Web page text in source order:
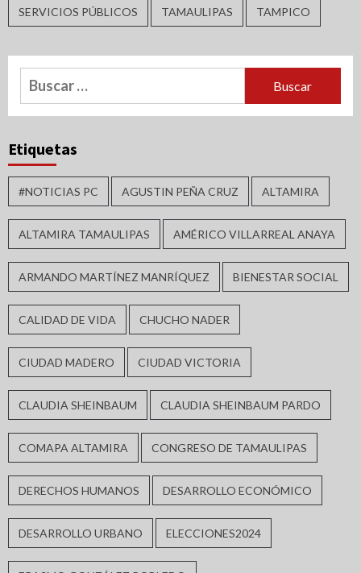
SERVICIOS PÚBLICOS TAMAULIPAS TAMPICO
Buscar:
Etiquetas
#NOTICIAS PC AGUSTIN PEÑA CRUZ ALTAMIRA
ALTAMIRA TAMAULIPAS AMÉRICO VILLARREAL ANAYA
ARMANDO MARTÍNEZ MANRÍQUEZ BIENESTAR SOCIAL
CALIDAD DE VIDA CHUCHO NADER
CIUDAD MADERO CIUDAD VICTORIA
CLAUDIA SHEINBAUM CLAUDIA SHEINBAUM PARDO
COMAPA ALTAMIRA CONGRESO DE TAMAULIPAS
DERECHOS HUMANOS DESARROLLO ECONÓMICO
DESARROLLO URBANO ELECCIONES2024